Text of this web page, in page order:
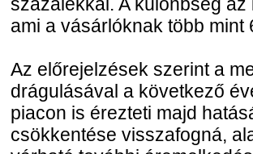
ami a vásárlóknak több
Az előrejelzések szerint a
drágulásával a következő
piacon is érezteti majd
csökkentése visszafogná,